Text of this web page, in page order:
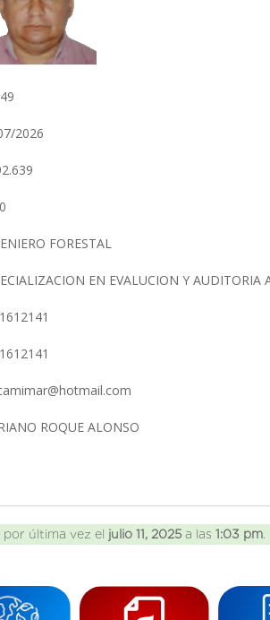
2026
FORESTAL
EN EVALUCION Y AUDITORIA
ROQUE ALONSO
última vez el julio 11, 2025 a las1:03 pm